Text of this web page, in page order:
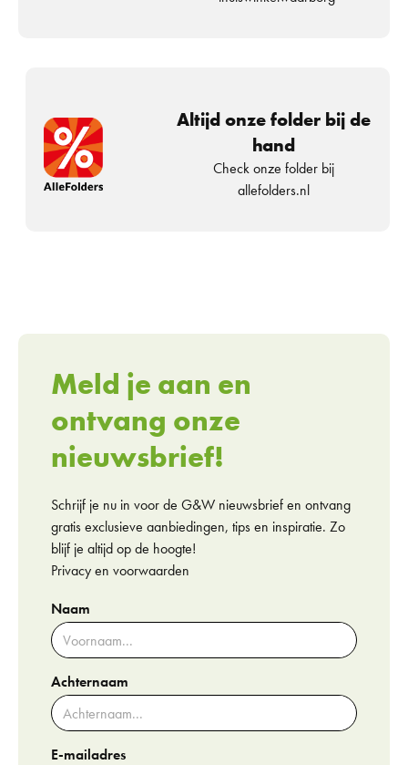
Altijd onze folder bij de
hand
Check onze folder bij
allefolders.nl
Meld je aan en
ontvang onze
nieuwsbrief!
Schrijf je nu in voor de G&W nieuwsbrief en ontvang
gratis exclusieve aanbiedingen, tips en inspiratie. Zo
blijf je altijd op de hoogte!
Privacy en voorwaarden
Naam
Achternaam
E-mailadres